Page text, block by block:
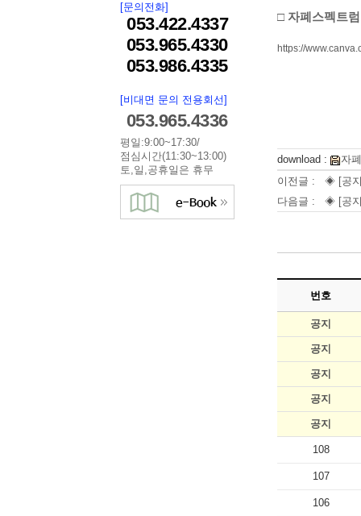
[문의전화]
053.422.4337
053.965.4330
053.986.4335
[비대면 문의 전용회선]
053.965.4336
평일:9:00~17:30/
점심시간(11:30~13:00)
토,일,공휴일은 휴무
□ 자폐스펙트
https://
download :
자
이전글 : ◈ [공
다음글 : ◈ [공
번호
공지
공지
공지
공지
공지
108
107
106